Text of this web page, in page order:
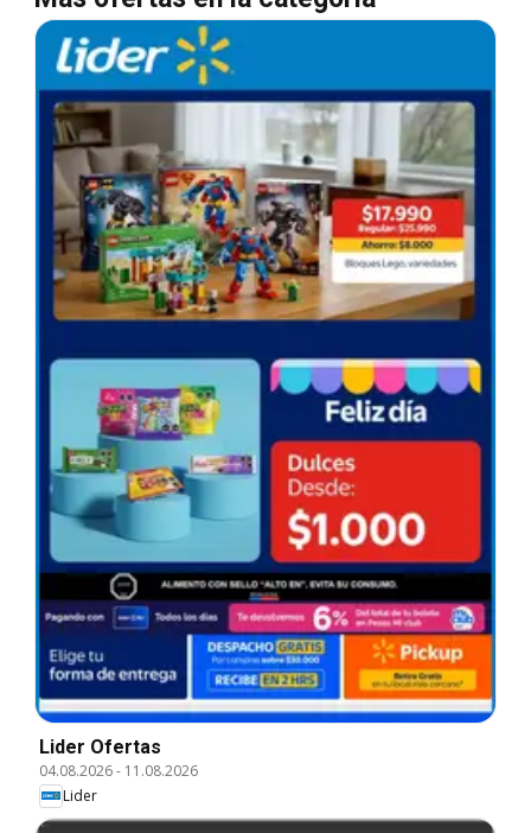
Lider Ofertas
04.08.2026- 11.08.2026
Lider